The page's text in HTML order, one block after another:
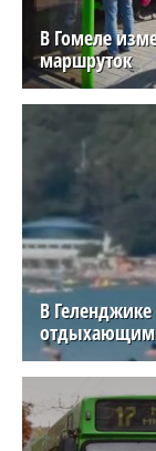
В Гомеле
маршруток
В